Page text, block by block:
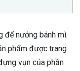
để nướng bánh mì.
phẩm được trang
vụn của phần